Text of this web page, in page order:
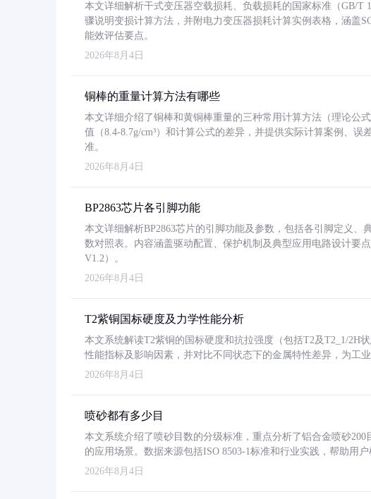
本文详细解析干式变压器空载损耗、负载损耗的国家标准（GB/T
骤说明变损计算方法，并附电力变压器损耗计算实例表格，涵盖
能效评估要点。
2026年8月4日
铜棒的重量计算方法有哪些
本文详细介绍了铜棒和黄铜棒重量的三种常用计算方法（理论公
值（8.4-8.7g/cm³）和计算公式的差异，并提供实际计算案例、误
准。
2026年8月4日
BP2863芯片各引脚功能
本文详细解析BP2863芯片的引脚功能及参数，包括各引脚定义
数对照表。内容涵盖驱动配置、保护机制及典型应用电路设计要
V1.2）。
2026年8月4日
T2紫铜国标硬度及力学性能分析
本文系统解读T2紫铜的国标硬度和抗拉强度（包括T2及T2_1/2H
性能指标及影响因素，并对比不同状态下的金属特性差异，为工业
2026年8月4日
喷砂都有多少目
本文系统介绍了喷砂目数的分级标准，重点分析了铝合金喷砂
的应用场景。数据来源包括ISO 8503-1标准和行业实践，帮助用
2026年8月4日